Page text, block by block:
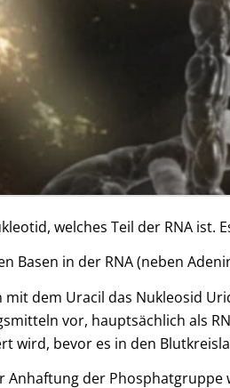
welches Teil der RNA ist.
Basen in der RNA (neben
mit dem Uracil das Nukleosid
vor, hauptsächlich als
wird, bevor es in den
Anhaftung der